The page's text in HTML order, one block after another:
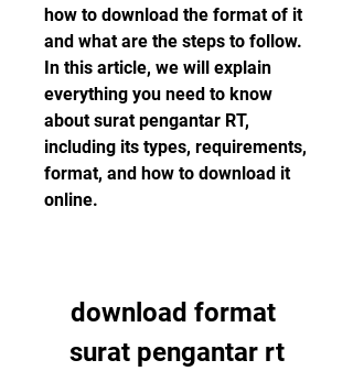
how to download the format of it
and what are the steps to follow.
In this article, we will explain
everything you need to know
about surat pengantar RT,
including its types, requirements,
format, and how to download it
online.
download format
surat pengantar rt